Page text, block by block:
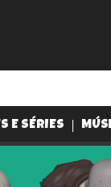
E SÉRIES